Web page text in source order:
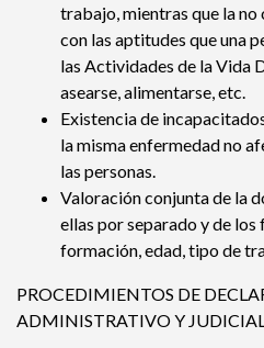
trabajo, mientras que la
con las aptitudes que una
las Actividades de la Vida
asearse, alimentarse, etc.
Existencia de
la misma enfermedad no
las personas.
Valoración conjunta de la
ellas por separado y de los
formación, edad, tipo de
PROCEDIMIENTOS DE
ADMINISTRATIVO Y JUDICIAL.